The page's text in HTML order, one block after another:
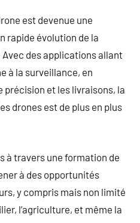
est devenue une
rapide évolution de la
des applications allant
à la surveillance, en
précision et les livraisons, la
drones est de plus en plus
à travers une formation de
à des opportunités
y compris mais non limité
l’agriculture, et même la